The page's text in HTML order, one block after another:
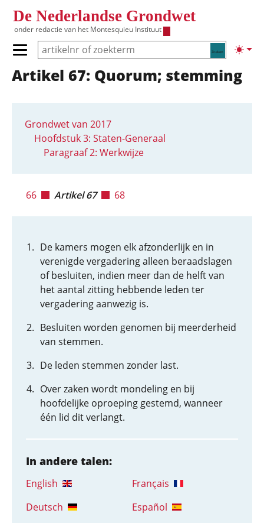
De Nederlandse Grondwet
onder redactie van het Montesquieu Instituut
Zoeken
Primair menu tonen/verbergen
Hoofdnavigatie
Artikel 67: Quorum; stemming
Grondwet van 2017
Hoofdstuk 3: Staten-Generaal
Paragraaf 2: Werkwijze
66 Artikel 67 68
De kamers mogen elk afzonderlijk en in
verenigde vergadering alleen beraadslagen
of besluiten, indien meer dan de helft van
het aantal zitting hebbende leden ter
vergadering aanwezig is.
Besluiten worden genomen bij meerderheid
van stemmen.
De leden stemmen zonder last.
Over zaken wordt mondeling en bij
hoofdelijke oproeping gestemd, wanneer
één lid dit verlangt.
In andere talen:
English
Français
Deutsch
Español